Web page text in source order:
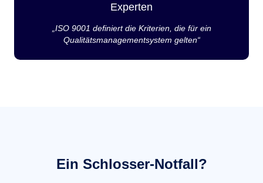
Experten
„ISO 9001 definiert die Kriterien, die für ein
Qualitätsmanagementsystem gelten“
Ein Schlosser-Notfall?